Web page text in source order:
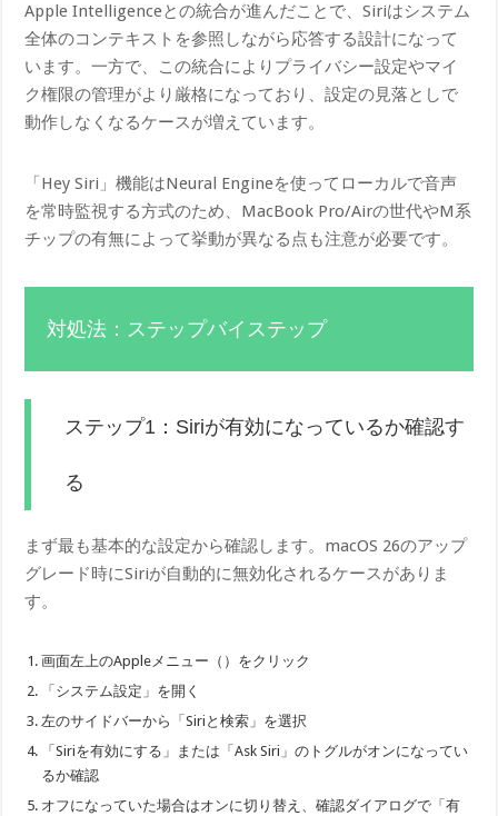
Apple Intelligenceとの統合が進んだことで、Siriはシステム
全体のコンテキストを参照しながら応答する設計になって
います。一方で、この統合によりプライバシー設定やマイ
ク権限の管理がより厳格になっており、設定の見落としで
動作しなくなるケースが増えています。
「Hey Siri」機能はNeural Engineを使ってローカルで音声
を常時監視する方式のため、MacBook Pro/Airの世代やM系
チップの有無によって挙動が異なる点も注意が必要です。
対処法：ステップバイステップ
ステップ1：Siriが有効になっているか確認す
る
まず最も基本的な設定から確認します。macOS 26のアップ
グレード時にSiriが自動的に無効化されるケースがありま
す。
画面左上のAppleメニュー（）をクリック
「システム設定」を開く
左のサイドバーから「Siriと検索」を選択
「Siriを有効にする」または「Ask Siri」のトグルがオンになってい
るか確認
オフになっていた場合はオンに切り替え、確認ダイアログで「有